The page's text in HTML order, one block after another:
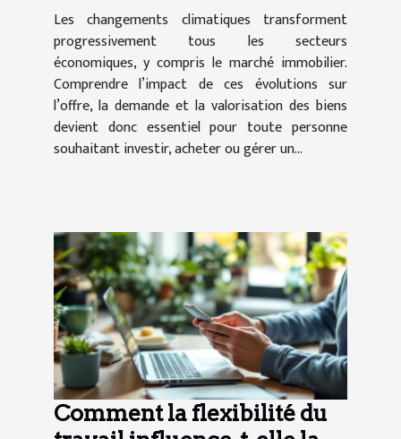
Les changements climatiques transforment
progressivement tous les secteurs
économiques, y compris le marché immobilier.
Comprendre l’impact de ces évolutions sur
l’offre, la demande et la valorisation des biens
devient donc essentiel pour toute personne
souhaitant investir, acheter ou gérer un...
Comment la flexibilité du